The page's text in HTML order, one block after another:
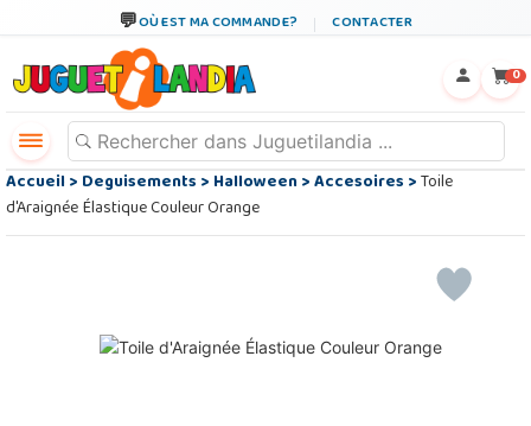
OÙ EST MA COMMANDE? CONTACTER
0
Accueil>Deguisements>Halloween>Accesoires>Toile
d'Araignée Élastique Couleur Orange